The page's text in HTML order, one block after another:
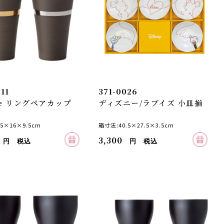
ングペアカップ
税込
371-0026
ディズニー/ラブイズ 小皿揃
箱寸法:40.5×27.5×3.5cm
3,300 円 税込